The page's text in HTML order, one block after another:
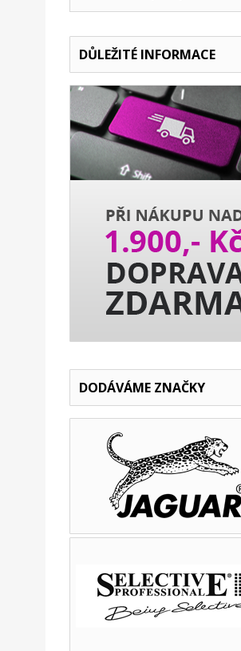
DŮLEŽITÉ INFORMACE
DODÁVÁME ZNAČKY